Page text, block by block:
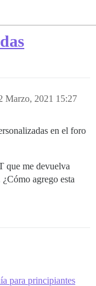
Marzo, 2021 15:27
en el foro
que me devuelva
agrego esta
para principiantes